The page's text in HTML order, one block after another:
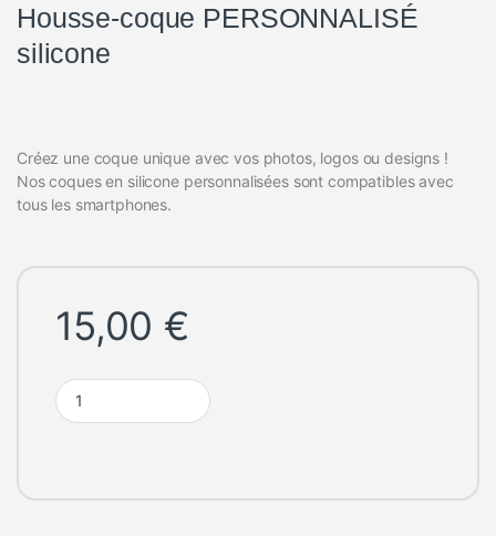
Housse-coque PERSONNALISÉ
silicone
Créez une coque unique avec vos photos, logos ou designs !
Nos coques en silicone personnalisées sont compatibles avec
tous les smartphones.
15,00 €
Housse-coque PERSONNALISÉ silicone quantity